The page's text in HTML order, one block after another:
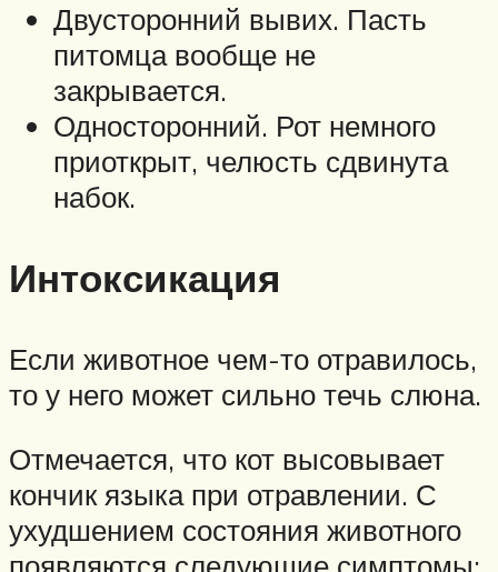
Двусторонний вывих. Пасть
питомца вообще не
закрывается.
Односторонний. Рот немного
приоткрыт, челюсть сдвинута
набок.
Интоксикация
Если животное чем-то отравилось,
то у него может сильно течь слюна.
Отмечается, что кот высовывает
кончик языка при отравлении. С
ухудшением состояния животного